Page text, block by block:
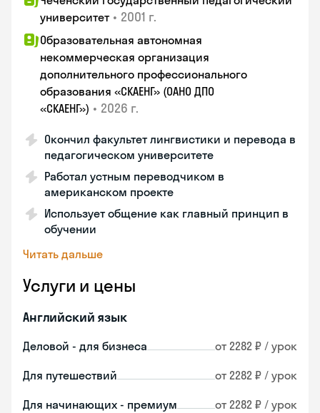
университет • 2001 г.
Образовательная автономная
некоммерческая организация
дополнительного профессионального
образования «СКАЕНГ» (ОАНО ДПО
«СКАЕНГ») • 2026 г.
Окончил факультет лингвистики и перевода в
педагогическом университете
Работал устным переводчиком в
американском проекте
Использует общение как главный принцип в
обучении
Читать дальше
Услуги и цены
Английский язык
Деловой - для бизнеса от 2282 ₽ / урок
Для путешествий от 2282 ₽ / урок
Для начинающих - премиум от 2282 ₽ / урок